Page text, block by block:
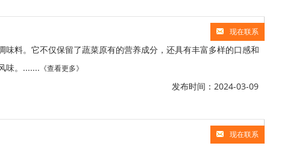
现在联系
料。它不仅保留了蔬菜原有的营养成分，还具有丰富多样的口感和
味。....... 《查看更多》
发布时间：2024-03-09
现在联系